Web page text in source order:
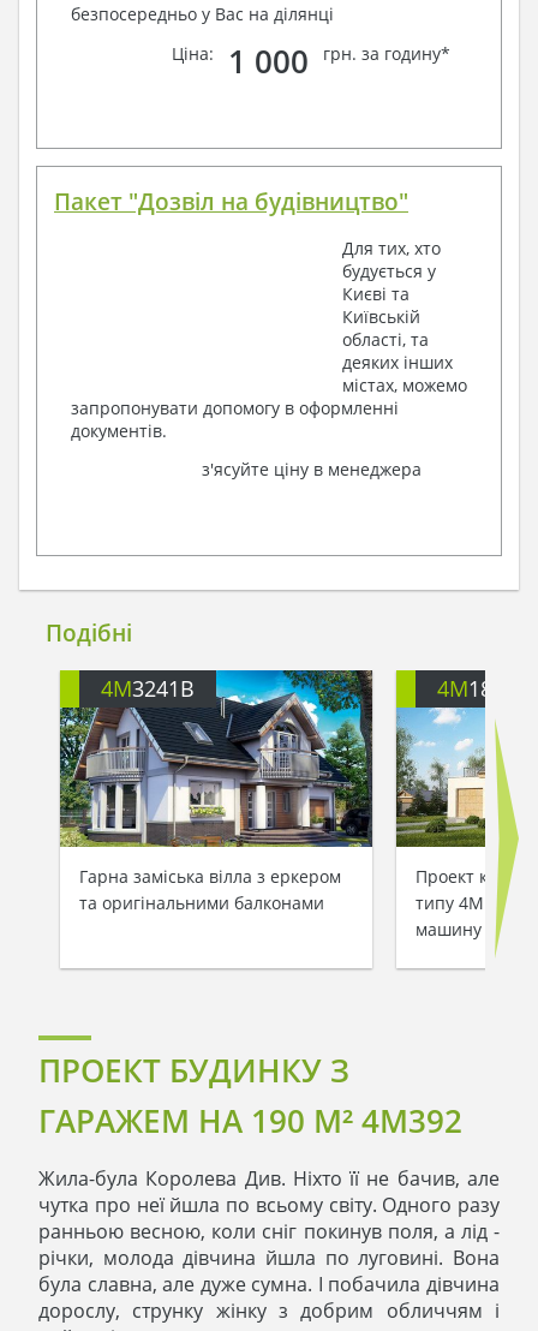
безпосередньо у Вас на ділянці
Ціна:
1 000 грн. за годину*
Пакет "Дозвіл на будівництво"
Для тих, хто
будується у
Києві та
Київській
області, та
деяких інших
містах, можемо
запропонувати допомогу в оформленні
документів.
з'ясуйте ціну в менеджера
Подібні
4M3241B
Гарна заміська вілла з еркером
та оригінальними балконами
4M188G
Проект
типу 4M188 з
машину
ПРОЕКТ БУДИНКУ З
ГАРАЖЕМ НА 190 M² 4M392
Жила-була Королева Див. Ніхто її не бачив, але
чутка про неї йшла по всьому світу. Одного разу
ранньою весною, коли сніг покинув поля, а лід -
річки, молода дівчина йшла по луговині. Вона
була славна, але дуже сумна. І побачила дівчина
дорослу, струнку жінку з добрим обличчям і